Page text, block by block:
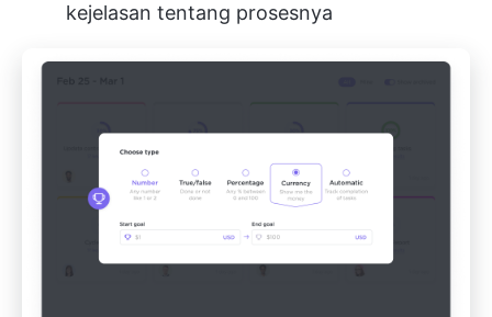
kejelasan tentang prosesnya